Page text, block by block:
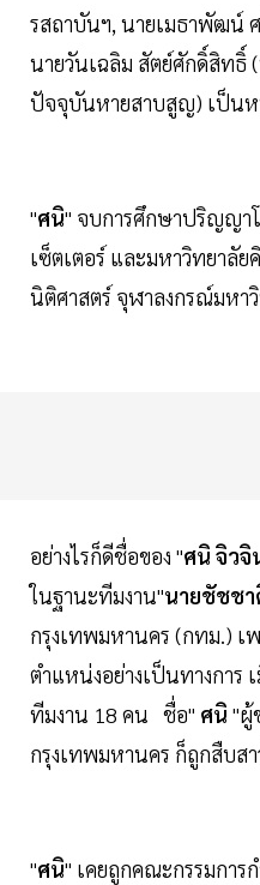
รสถาบันฯ, นายเมธาพัฒน์
นายวันเฉลิม สัตย์ศักดิ์สิทธิ์
ปัจจุบันหายสาบสูญ) เป็น
"ศนิ" จบการศึกษาปริญญา
เซ็ตเตอร์ และมหาวิทยาลั
นิติศาสตร์ จุฬาลงกรณ์มหา
อย่างไรก็ดีชื่อของ "ศนิ จิวจิ
ในฐานะทีมงาน"นายชัชชา
กรุงเทพมหานคร (กทม.) เ
ตำแหน่งอย่างเป็นทางการ
ทีมงาน 18 คน ชื่อ" ศนิ "ผู้
กรุงเทพมหานคร ก็ถูกสืบส
"ศนิ" เคยถูกคณะกรรมกา